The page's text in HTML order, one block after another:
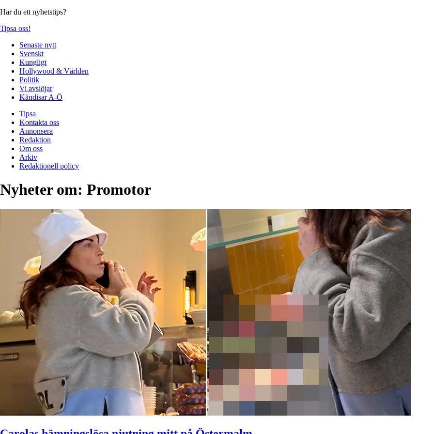
Har du ett nyhetstips?
Tipsa oss!
Senaste nytt
Svenskt
Kungligt
Hollywood & Världen
Politik
Vi avslöjar
Kändisar A-Ö
Tipsa
Kontakta oss
Annonsera
Redaktion
Om oss
Arkiv
Redaktionell policy
Nyheter om: Promotor